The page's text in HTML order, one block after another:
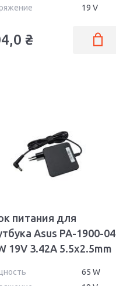
19 V
₴
питания для
Asus PA-1900-04
19V 3.42A 5.5x2.5mm
65 W